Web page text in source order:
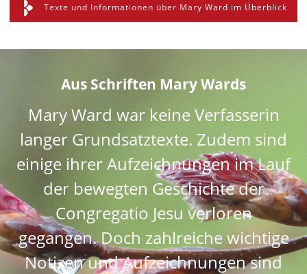
Texte und Informationen über Mary Ward im Überblick
Aus Schriften Mary Wards
Mary Ward war keine Verfasserin
langer Grundsatztexte. Zudem sind
einige ihrer Aufzeichnungen im Lauf
der bewegten Geschichte der
Congregatio Jesu verloren
gegangen. Doch zahlreiche wichtige
Notizen und Aufzeichnungen sind